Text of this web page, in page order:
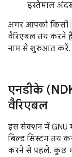
इस्तेमाल
अगर आपको किसी
वैरिएबल तय करने
नाम से शुरुआत करें.
एनडीके
वैरिएबल
इस सेक्शन में GNU
बिल्ड सिस्टम तय
करने से पहले. कुछ